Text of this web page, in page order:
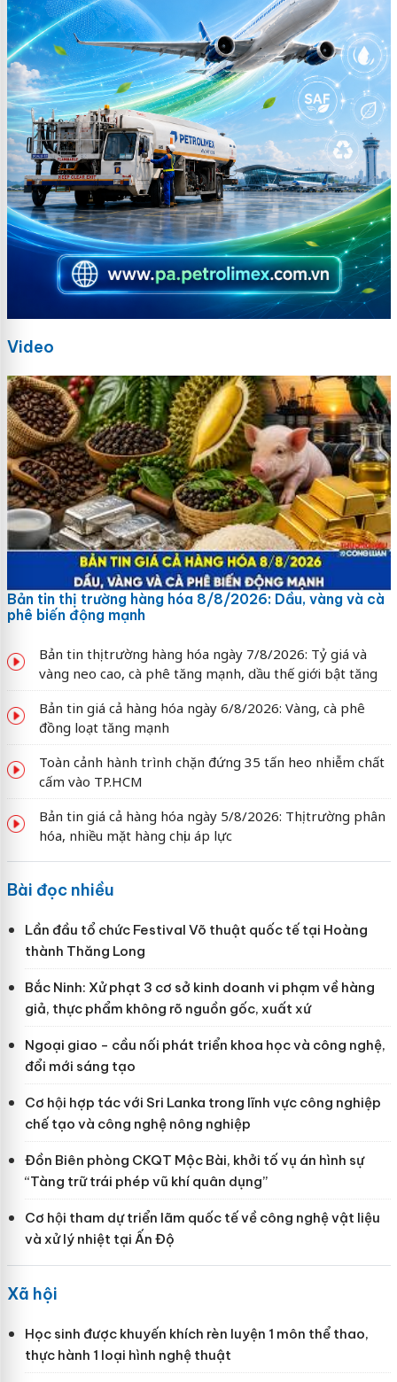
Video
Bản tin thị trường hàng hóa 8/8/2026: Dầu, vàng và cà
phê biến động mạnh
Bản tin thị trường hàng hóa ngày 7/8/2026: Tỷ giá và
vàng neo cao, cà phê tăng mạnh, dầu thế giới bật tăng
Bản tin giá cả hàng hóa ngày 6/8/2026: Vàng, cà phê
đồng loạt tăng mạnh
Toàn cảnh hành trình chặn đứng 35 tấn heo nhiễm chất
cấm vào TP.HCM
Bản tin giá cả hàng hóa ngày 5/8/2026: Thị trường phân
hóa, nhiều mặt hàng chịu áp lực
Bài đọc nhiều
Lần đầu tổ chức Festival Võ thuật quốc tế tại Hoàng
thành Thăng Long
Bắc Ninh: Xử phạt 3 cơ sở kinh doanh vi phạm về hàng
giả, thực phẩm không rõ nguồn gốc, xuất xứ
Ngoại giao - cầu nối phát triển khoa học và công nghệ,
đổi mới sáng tạo
Cơ hội hợp tác với Sri Lanka trong lĩnh vực công nghiệp
chế tạo và công nghệ nông nghiệp
Đồn Biên phòng CKQT Mộc Bài, khởi tố vụ án hình sự
“Tàng trữ trái phép vũ khí quân dụng”
Cơ hội tham dự triển lãm quốc tế về công nghệ vật liệu
và xử lý nhiệt tại Ấn Độ
Xã hội
Học sinh được khuyến khích rèn luyện 1 môn thể thao,
thực hành 1 loại hình nghệ thuật